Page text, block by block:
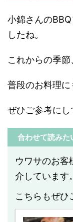
小錦さんの
したね。
これからの季節
普段のお料理に
ぜひご参考にし
合わせて読みた
ウワサのお客
介しています。
こちらもぜひ